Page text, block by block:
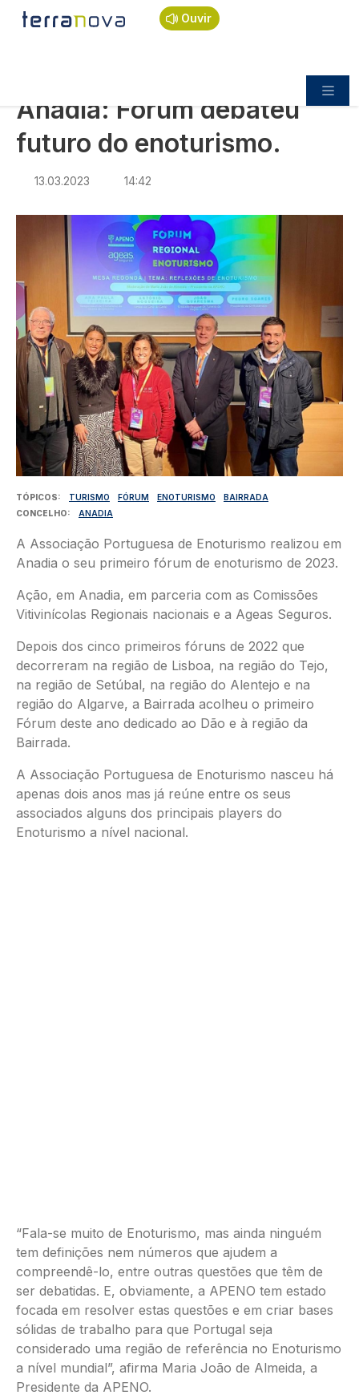
Passar para o conteúdo principal
Ouvir
Navegação estrutural
Início
Sociedade
Anadia: Fórum debateu futuro do enoturismo.
Anadia: Fórum debateu
futuro do enoturismo.
13.03.2023 14:42
Imagem
TÓPICOS TURISMO FÓRUM ENOTURISMO
BAIRRADA
CONCELHO
ANADIA
A Associação Portuguesa de Enoturismo realizou em
Anadia o seu primeiro fórum de enoturismo de 2023.
Ação, em Anadia, em parceria com as Comissões
Vitivinícolas Regionais nacionais e a Ageas Seguros.
Depois dos cinco primeiros fóruns de 2022 que
decorreram na região de Lisboa, na região do Tejo,
na região de Setúbal, na região do Alentejo e na
região do Algarve, a Bairrada acolheu o primeiro
Fórum deste ano dedicado ao Dão e à região da
Bairrada.
A Associação Portuguesa de Enoturismo nasceu há
apenas dois anos mas já reúne entre os seus
associados alguns dos principais players do
Enoturismo a nível nacional.
“Fala-se muito de Enoturismo, mas ainda ninguém
tem definições nem números que ajudem a
compreendê-lo, entre outras questões que têm de
ser debatidas. E, obviamente, a APENO tem estado
focada em resolver estas questões e em criar bases
sólidas de trabalho para que Portugal seja
considerado uma região de referência no Enoturismo
a nível mundial”, afirma Maria João de Almeida, a
Presidente da APENO.